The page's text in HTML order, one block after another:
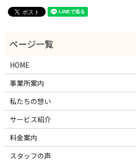
HOME
事業所案内
私たちの想い
サービス紹介
料金案内
スタッフの声